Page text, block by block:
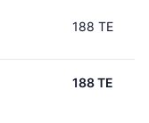
188 TE
188 TE